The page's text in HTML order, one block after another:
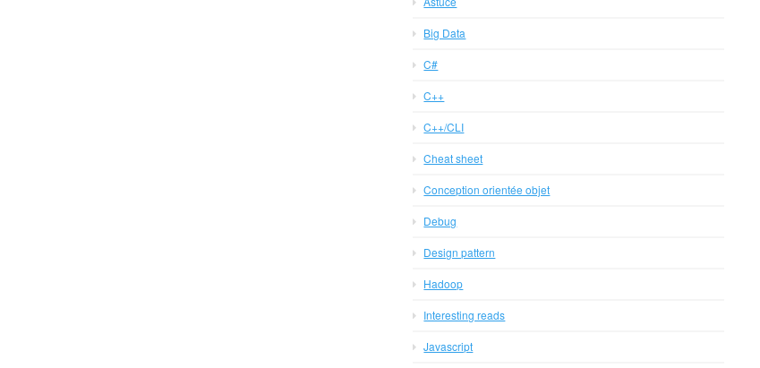
Big Data
C#
C++
C++/CLI
Cheat sheet
Conception orientée objet
Debug
Design pattern
Hadoop
Interesting reads
Javascript